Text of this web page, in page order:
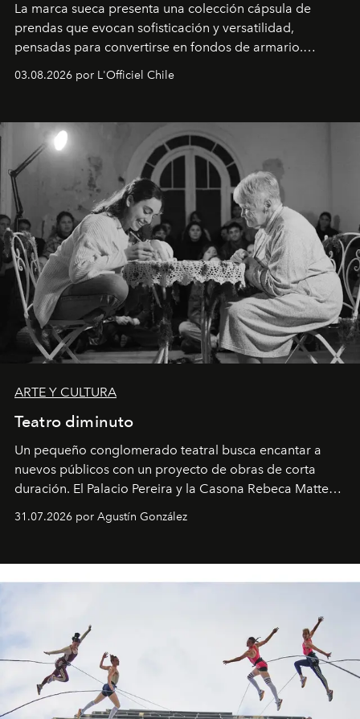
La marca sueca presenta una colección cápsula de
prendas que evocan sofisticación y versatilidad,
pensadas para convertirse en fondos de armario.
Disponible en Chile desde el 6 de agosto.
03.08.2026 por L'Officiel Chile
ARTE Y CULTURA
Teatro diminuto
Un pequeño conglomerado teatral busca encantar a
nuevos públicos con un proyecto de obras de corta
duración. El Palacio Pereira y la Casona Rebeca Matte
son algunos de los lugares que han albergado estas
miniobras. Sus puestas en escena son limpias; ponen el
31.07.2026 por Agustín González